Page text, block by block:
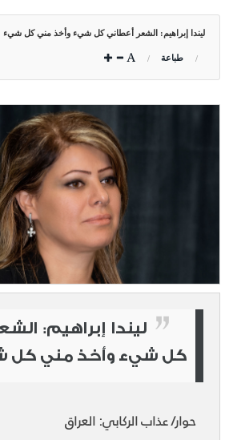
ليندا إبراهيم: الشعر أعطاني كل شيء وأخذ مني كل شيء
طباعة
ليندا إبراهيم:
كل شيء وأخذ مني كل
حوار/ عذاب الركابي: العراق